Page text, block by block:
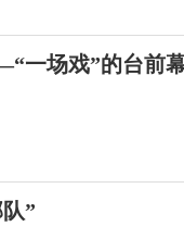
一场戏”的台前
”